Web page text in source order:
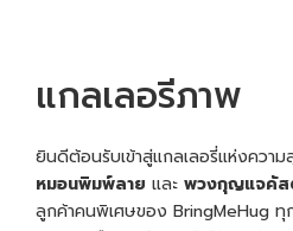
แกลเลอรีภาพ
ยินดีต้อนรับเข้าสู่แกลเลอรี่แห่งความ
หมอนพิมพ์ลาย และ พวงกุญแจคั
ลูกค้าคนพิเศษของ BringMeHug ทุ